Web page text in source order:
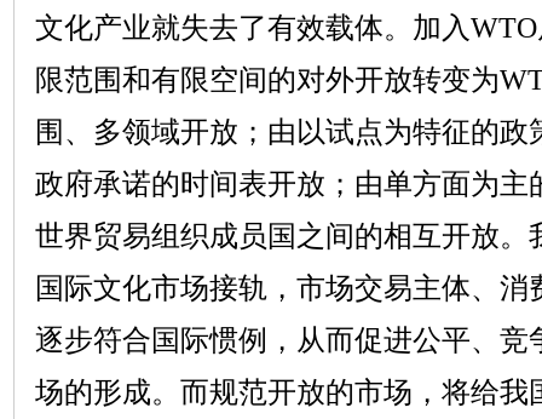
文化产业就失去了有效载体。加入WTO
限范围和有限空间的对外开放转变为
围、多领域开放；由以试点为特征的
政府承诺的时间表开放；由单方面为主
世界贸易组织成员国之间的相互开放。
国际文化市场接轨，市场交易主体、
逐步符合国际惯例，从而促进公平、竞
场的形成。而规范开放的市场，将给我